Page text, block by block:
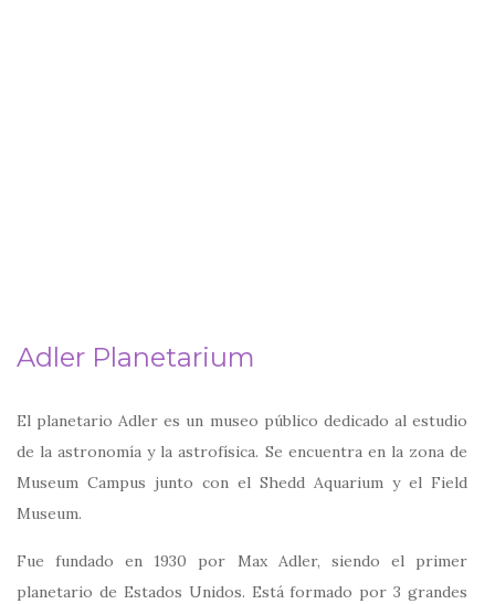
Adler Planetarium
El planetario Adler es un museo público dedicado al estudio
de la astronomía y la astrofísica. Se encuentra en la zona de
Museum Campus junto con el Shedd Aquarium y el Field
Museum.
Fue fundado en 1930 por Max Adler, siendo el primer
planetario de Estados Unidos. Está formado por 3 grandes